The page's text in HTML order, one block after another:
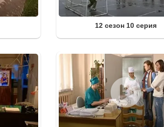
12 сезон 10 серия